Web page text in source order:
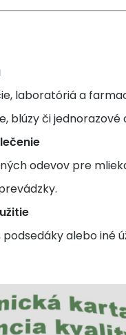
laboratóriá a
blúzy či jednorazové
odevov pre
podsedáky alebo iné